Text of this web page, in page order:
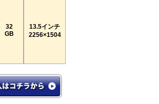
32
GB
13.5インチ
2256×1504